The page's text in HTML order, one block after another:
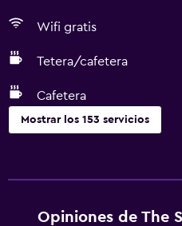
Wifi gratis
Tetera/cafetera
Cafetera
Mostrar los 153 servicios
Unidad ubicada en la planta
Unidad accesible para
Opiniones de The